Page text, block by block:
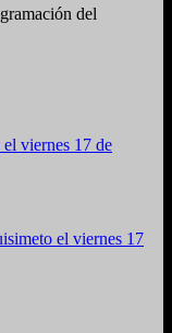
del
viernes 17 de
el viernes 17